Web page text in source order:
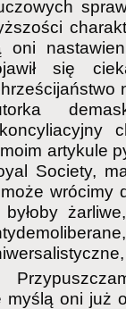
oni
się
artykule
Society,
wrócimy
myślą oni już